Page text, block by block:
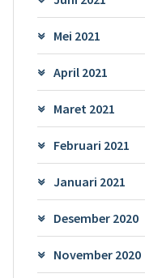
Mei 2021
April 2021
Maret 2021
Februari 2021
Januari 2021
Desember 2020
November 2020